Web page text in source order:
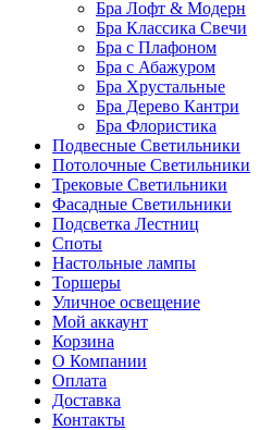
Бра Лофт & Модерн
Бра Классика Свечи
Бра с Плафоном
Бра с Абажуром
Бра Хрустальные
Бра Дерево Кантри
Бра Флористика
Подвесные Светильники
Потолочные Светильники
Трековые Светильники
Фасадные Светильники
Подсветка Лестниц
Споты
Настольные лампы
Торшеры
Уличное освещение
Мой аккаунт
Корзина
О Компании
Оплата
Доставка
Контакты